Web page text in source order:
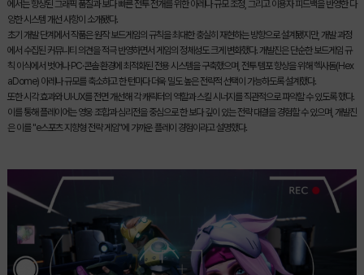
에서는 향상된 그래픽 품질과 보다 빠른 전투 전개를 위한 아레나 규모 조정, 그리고 이용자 피드백을 반영한 다
양한 시스템 개선 사항이 소개됐다.
초기 개발 단계에서 작품은 원작 보드게임의 규칙을 최대한 충실히 재현하는 방향으로 설계됐지만, 개발 과정
에서 수집된 커뮤니티 의견을 적극 반영하면서 게임의 정체성도 크게 변화했다. 개발진은 단순한 보드게임 규
칙 이식에서 벗어나 PC·콘솔 환경에 최적화된 전용 시스템을 구축했으며, 전투 템포 향상을 위해 헥사돔(Hex
aDome) 아레나 규모를 축소하고 한 턴마다 더욱 밀도 높은 전략적 선택이 가능하도록 설계했다.
또한 시각 효과와 UI·UX를 전면 개선해 각 캐릭터의 역할과 스킬 시너지를 직관적으로 파악할 수 있도록 했다.
이를 통해 플레이어는 영웅 조합과 심리전을 중심으로 한 보다 깊이 있는 전략 대결을 경험할 수 있으며, 개발진
은 이를 "e스포츠 지향형 전략 게임"에 가까운 플레이 경험이라고 설명했다.